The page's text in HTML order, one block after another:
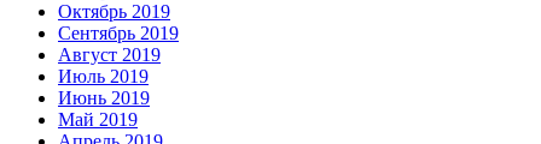
Октябрь 2019
Сентябрь 2019
Август 2019
Июль 2019
Июнь 2019
Май 2019